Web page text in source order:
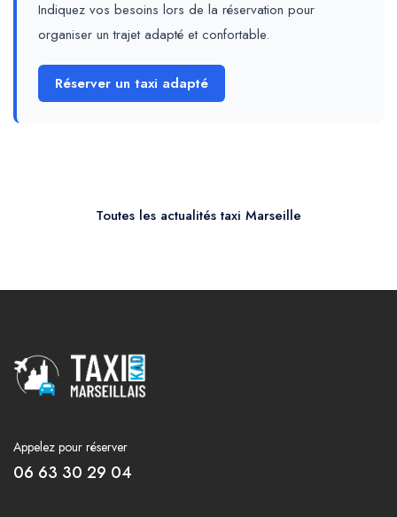
Indiquez vos besoins lors de la réservation pour
organiser un trajet adapté et confortable.
Réserver un taxi adapté
Toutes les actualités taxi Marseille
Appelez pour réserver
06 63 30 29 04